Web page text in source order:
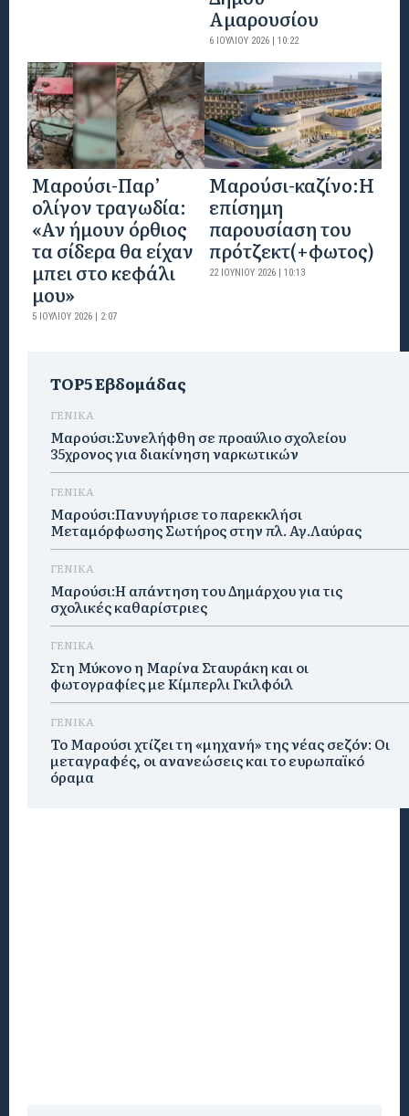
Αμαρουσίου
6 ΙΟΥΛΊΟΥ 2026 | 10:22
Μαρούσι-Παρ’
ολίγον τραγωδία:
«Αν ήμουν όρθιος
τα σίδερα θα είχαν
μπει στο κεφάλι
μου»
5 ΙΟΥΛΊΟΥ 2026 | 2:07
Mαρούσι-καζίνο:H
επίσημη
παρουσίαση του
πρότζεκτ(+φωτος)
22 ΙΟΥΝΊΟΥ 2026 | 10:13
TOP5 Εβδομάδας
ΓΕΝΙΚΑ
Μαρούσι:Συνελήφθη σε προαύλιο σχολείου
35χρονος για διακίνηση ναρκωτικών
ΓΕΝΙΚΑ
Μαρούσι:Πανυγήρισε το παρεκκλήσι
Μεταμόρφωσης Σωτήρος στην πλ. Αγ.Λαύρας
ΓΕΝΙΚΑ
Μαρούσι:Η απάντηση του Δημάρχου για τις
σχολικές καθαρίστριες
ΓΕΝΙΚΑ
Στη Μύκονο η Μαρίνα Σταυράκη και οι
φωτογραφίες με Κίμπερλι Γκιλφόιλ
ΓΕΝΙΚΑ
Το Μαρούσι χτίζει τη «μηχανή» της νέας σεζόν: Οι
μεταγραφές, οι ανανεώσεις και το ευρωπαϊκό
όραμα